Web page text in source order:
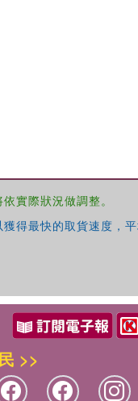
實際狀況做調整。
得最快的取貨速度，平
>>